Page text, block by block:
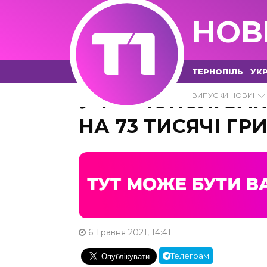
ТЕРНОПІЛЬ
ВИПУСКИ НОВИН
У ТЕРНОПОЛІ
НА 73 ТИСЯЧІ
6 Травня 2021, 14:41
Телеграм